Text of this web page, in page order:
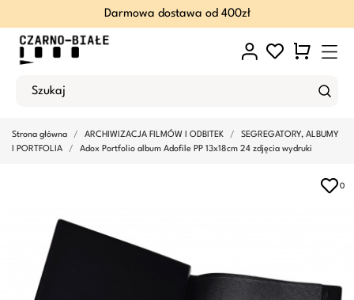
Darmowa dostawa od 400zł
Strona główna ARCHIWIZACJA FILMÓW I ODBITEK
SEGREGATORY, ALBUMY
I PORTFOLIA
Adox Portfolio album Adofile PP 13x18cm 24 zdjęcia wydruki
0